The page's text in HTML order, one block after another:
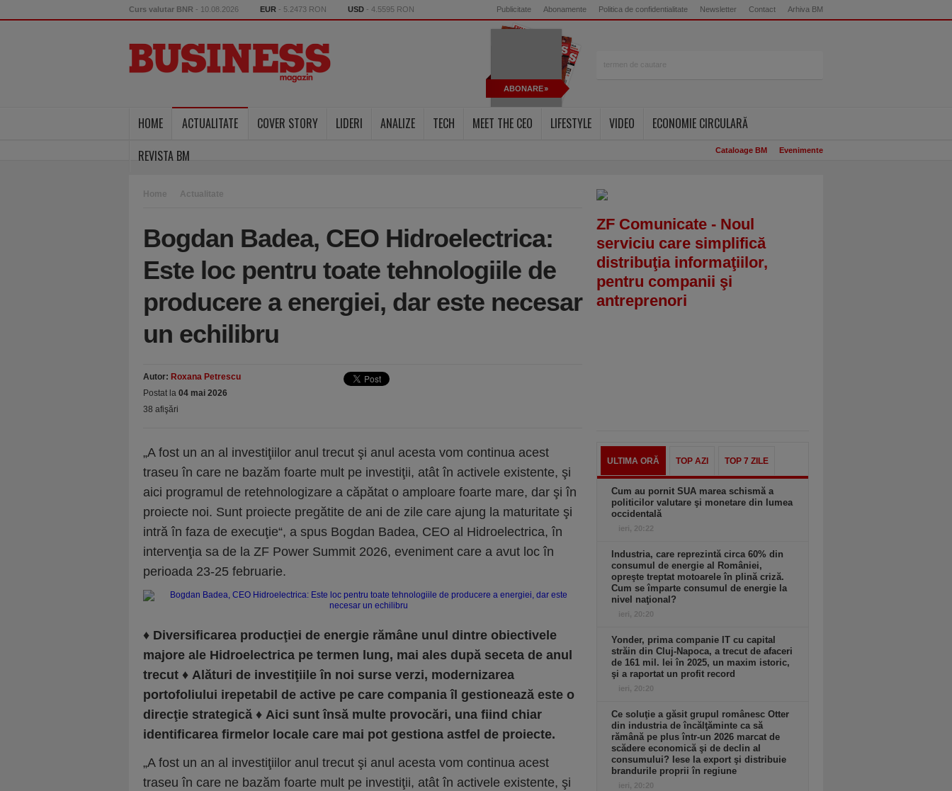
Curs valutar BNR - 10.08.2026 EUR - 5.2473 RON USD - 4.5595 RON Publicitate Abonamente Politica de confidentialitate Newsletter Contact Arhiva BM
ABONARE
HOME ACTUALITATE COVER STORY LIDERI ANALIZE TECH MEET THE CEO LIFESTYLE VIDEO
ECONOMIE CIRCULARĂ
REVISTA BM
Cataloage BM Evenimente
Home Actualitate
Bogdan Badea, CEO Hidroelectrica:
Este loc pentru toate tehnologiile de
producere a energiei, dar este necesar
un echilibru
Autor: Roxana Petrescu
Postat la 04 mai 2026
38 afişări
„A fost un an al investiţiilor anul trecut şi anul acesta vom continua acest
traseu în care ne bazăm foarte mult pe investiţii, atât în activele existente, şi
aici programul de retehnologizare a căpătat o amploare foarte mare, dar şi în
proiecte noi. Sunt proiecte pregătite de ani de zile care ajung la maturitate şi
intră în faza de execuţie“, a spus Bogdan Badea, CEO al Hidroelectrica, în
intervenţia sa de la ZF Power Summit 2026, eveniment care a avut loc în
perioada 23-25 februarie.
♦ Diversificarea producţiei de energie rămâne unul dintre obiectivele
majore ale Hidroelectrica pe termen lung, mai ales după seceta de anul
trecut ♦ Alături de investiţiile în noi surse verzi, modernizarea
portofoliului irepetabil de active pe care compania îl gestionează este o
direcţie strategică ♦ Aici sunt însă multe provocări, una fiind chiar
identificarea firmelor locale care mai pot gestiona astfel de proiecte.
„A fost un an al investiţiilor anul trecut şi anul acesta vom continua acest
traseu în care ne bazăm foarte mult pe investiţii, atât în activele existente, şi
ZF Comunicate - Noul
serviciu care simplifică
distribuţia informaţiilor,
pentru companii şi
antreprenori
ULTIMA ORĂ TOP AZI TOP 7 ZILE
Cum au pornit SUA marea schismă a
politicilor valutare şi monetare din lumea
occidentală
ieri, 20:22
Industria, care reprezintă circa 60% din
consumul de energie al României,
opreşte treptat motoarele în plină criză.
Cum se împarte consumul de energie la
nivel naţional?
ieri, 20:20
Yonder, prima companie IT cu capital
străin din Cluj-Napoca, a trecut de afaceri
de 161 mil. lei în 2025, un maxim istoric,
şi a raportat un profit record
ieri, 20:20
Ce soluţie a găsit grupul românesc Otter
din industria de încălţăminte ca să
rămână pe plus într-un 2026 marcat de
scădere economică şi de declin al
consumului? Iese la export şi distribuie
brandurile proprii în regiune
ieri, 20:20